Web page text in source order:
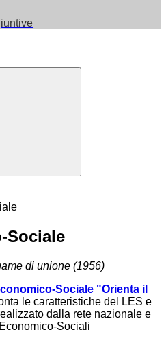
Sociale
di unione (1956)
Sociale "Orienta il
le caratteristiche del LES e
dalla rete nazionale e
Sociali